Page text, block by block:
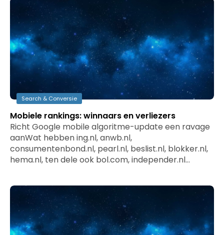
Search & Conversie
Mobiele rankings: winnaars en verliezers
Richt Google mobile algoritme-update een ravage
aanWat hebben ing.nl, anwb.nl,
consumentenbond.nl, pearl.nl, beslist.nl, blokker.nl,
hema.nl, ten dele ook bol.com, independer.nl…